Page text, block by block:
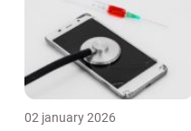
02 january 2026